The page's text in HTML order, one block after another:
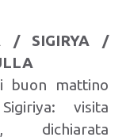
/ SIGIRYA /
buon mattino
visita
dichiarata